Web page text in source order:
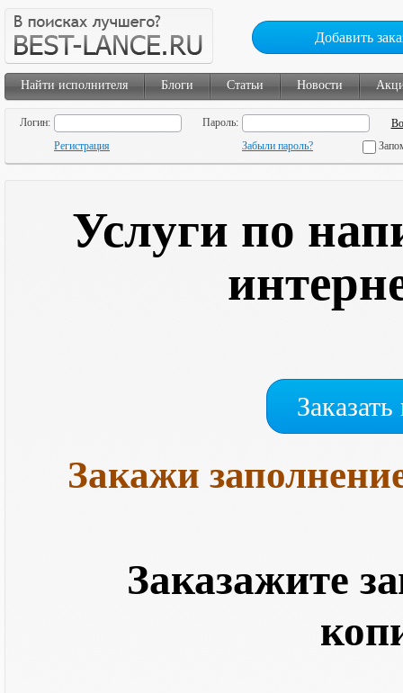
Добавить
Найти исполнителя Блоги Статьи Новости
Логин:
Пароль:
Регистрация
Забыли пароль?
Услуги по
Закажи
Заказажите